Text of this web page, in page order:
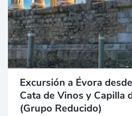
Excursión a Évora
Cata de Vinos y Capilla
(Grupo Reducido)